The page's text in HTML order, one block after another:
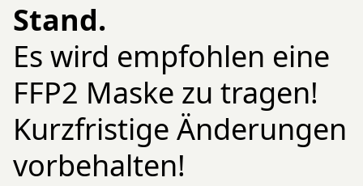
Stand.
Es wird empfohlen eine
FFP2 Maske zu tragen!
Kurzfristige Änderungen
vorbehalten!